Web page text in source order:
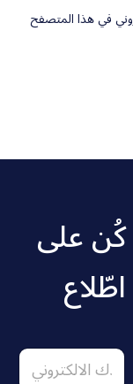
في هذا المتصفح
كُن على
اطّلاع
*
*
ا
ا
ل
ا
ا